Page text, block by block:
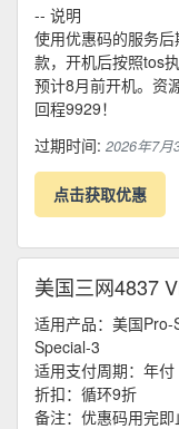
-- 说明
使用优惠码的服务
款，开机后按照tos执
预计8月前开机。资
回程9929！
过期时间: 2026年7月
点击获取优惠
美国三网4837
适用产品：美国
Special-3
适用支付周期：年付
折扣：循环9折
备注：优惠码用完